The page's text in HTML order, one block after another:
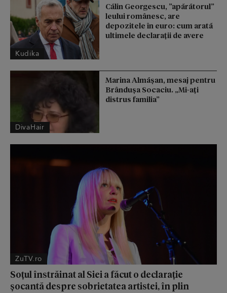
Kudika
Călin Georgescu, ”apărătorul”
leului românesc, are
depozitele în euro: cum arată
ultimele declarații de avere
DivaHair
Marina Almășan, mesaj pentru
Brândușa Socaciu. „Mi-ați
distrus familia”
ZuTV.ro
Soțul înstrăinat al Siei a făcut o declarație
șocantă despre sobrietatea artistei, în plin